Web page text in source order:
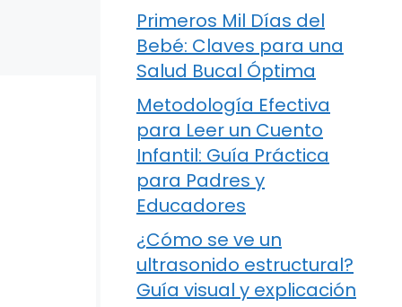
Primeros Mil Días del
Bebé: Claves para una
Salud Bucal Óptima
Metodología Efectiva
para Leer un Cuento
Infantil: Guía Práctica
para Padres y
Educadores
¿Cómo se ve un
ultrasonido estructural?
Guía visual y explicación